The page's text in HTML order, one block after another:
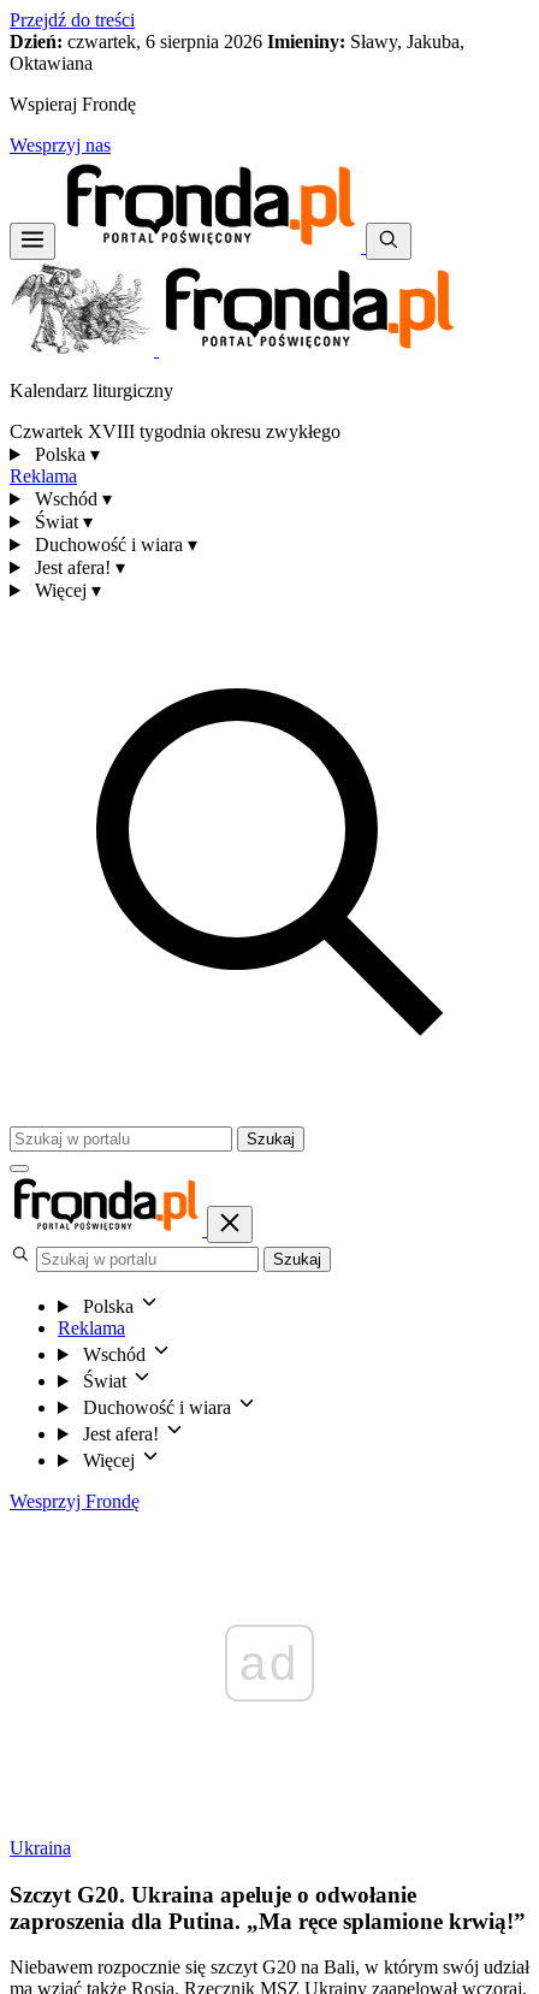
Przejdź do treści
Dzień: czwartek, 6 sierpnia 2026 Imieniny: Sławy, Jakuba,
Oktawiana
Wspieraj Frondę
Wesprzyj nas
Kalendarz liturgiczny
Czwartek XVIII tygodnia okresu zwykłego
Polska ▾
Reklama
Wschód ▾
Świat ▾
Duchowość i wiara ▾
Jest afera! ▾
Więcej ▾
Szukaj
Szukaj
Polska
Reklama
Wschód
Świat
Duchowość i wiara
Jest afera!
Więcej
Wesprzyj Frondę
ad
Ukraina
Szczyt G20. Ukraina apeluje o odwołanie
zaproszenia dla Putina. „Ma ręce splamione krwią!”
Niebawem rozpocznie się szczyt G20 na Bali, w którym swój udział
ma wziąć także Rosja. Rzecznik MSZ Ukrainy zaapelował wczoraj,